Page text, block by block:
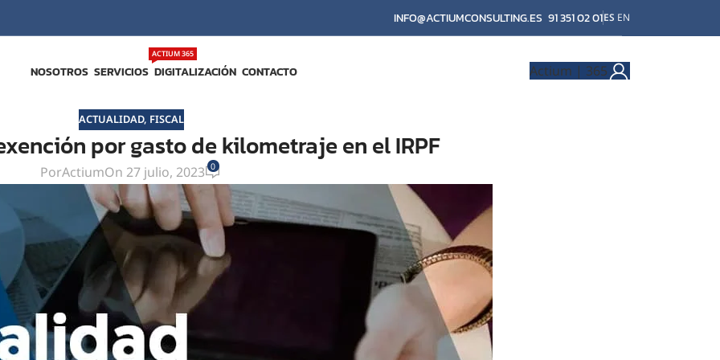
INFO@ACTIUMCONSULTING.ES 91 351 02 01ES EN
NOSOTROS SERVICIOS DIGITALIZACIÓN
ACTIUM 365
CONTACTO Actium | 365
ACTUALIDAD, FISCAL
por gasto de kilometraje en el IRPF
PorActiumOn 27 julio, 2023 0